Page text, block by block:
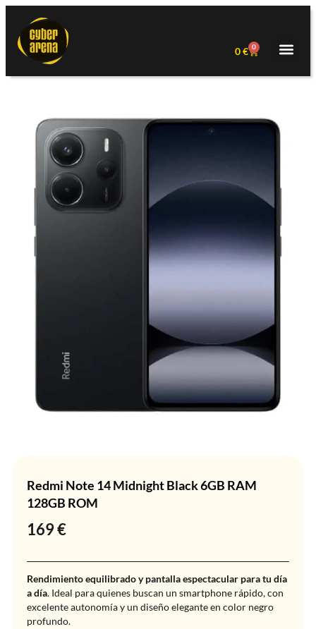
0€ 0
Redmi Note 14 Midnight Black 6GB RAM
128GB ROM
169€
Rendimiento equilibrado y pantalla espectacular para tu día
a día. Ideal para quienes buscan un smartphone rápido, con
excelente autonomía y un diseño elegante en color negro
profundo.